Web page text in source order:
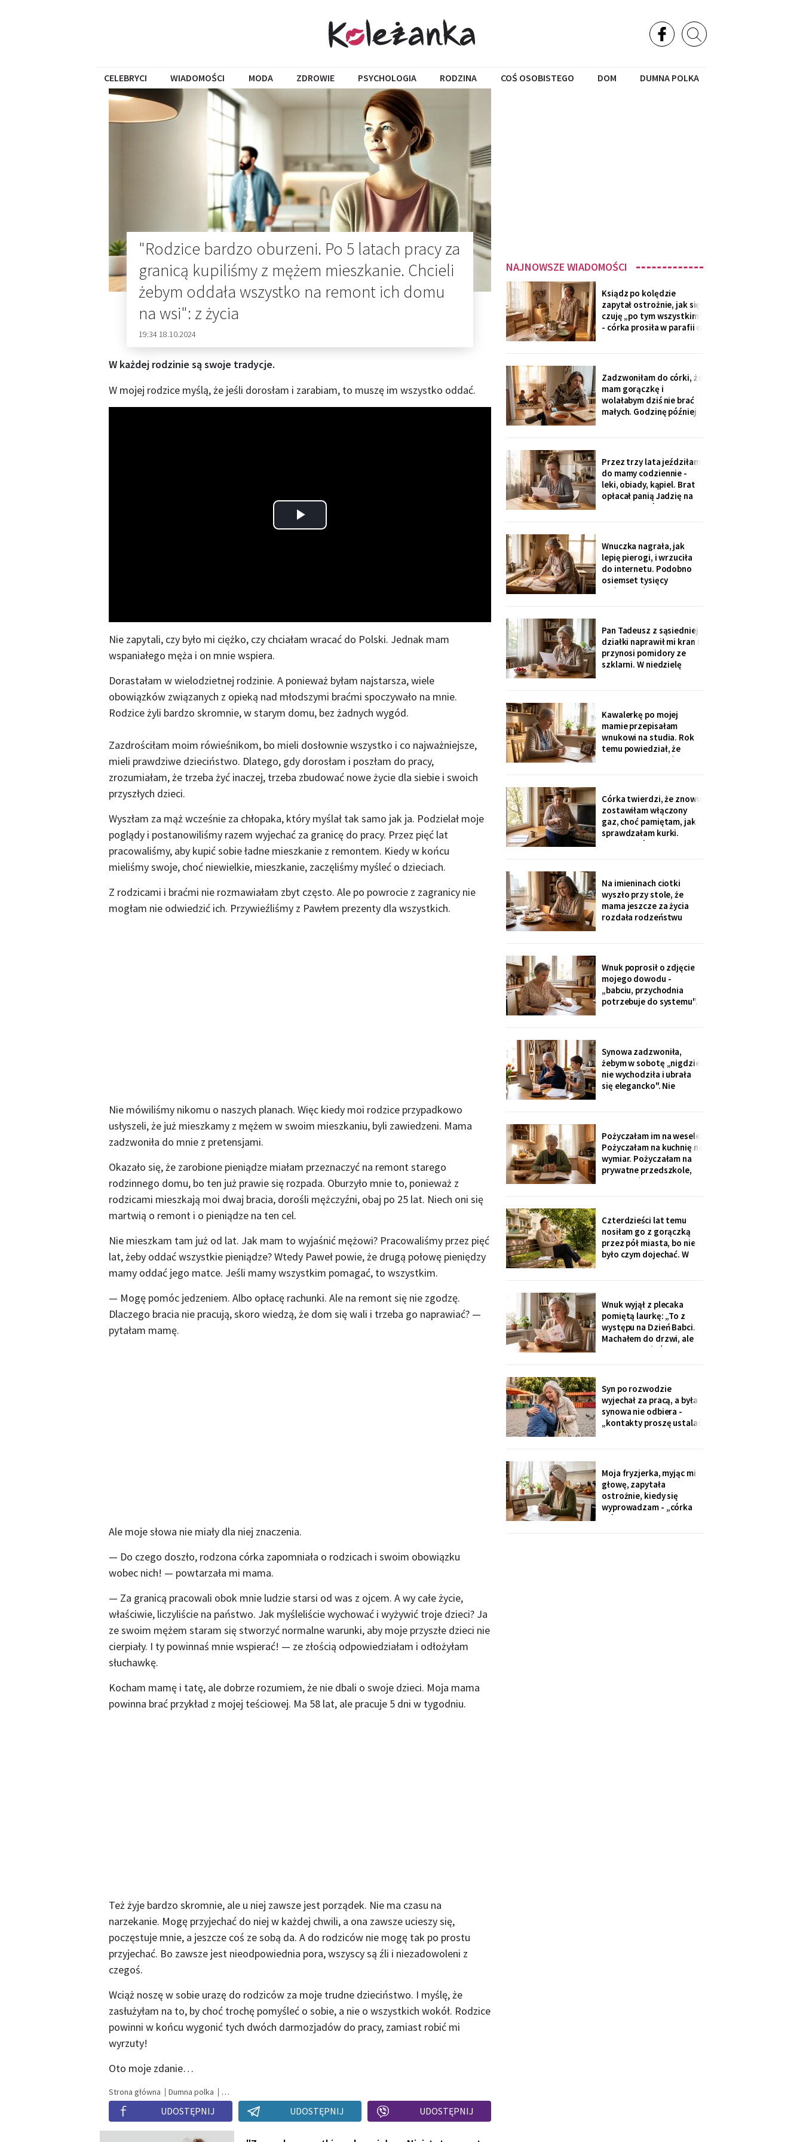
CELEBRYCI WIADOMOŚCI MODA ZDROWIE PSYCHOLOGIA RODZINA COŚ OSOBISTEGO DOM DUMNA POLKA
"Rodzice bardzo oburzeni. Po 5 latach pracy za
granicą kupiliśmy z mężem mieszkanie. Chcieli
żebym oddała wszystko na remont ich domu
na wsi": z życia
19:34 18.10.2024
W każdej rodzinie są swoje tradycje.
W mojej rodzice myślą, że jeśli dorosłam i zarabiam, to muszę im wszystko oddać.
Play
Nie zapytali, czy było mi ciężko, czy chciałam wracać do Polski. Jednak mam
wspaniałego męża i on mnie wspiera.
Dorastałam w wielodzietnej rodzinie. A ponieważ byłam najstarsza, wiele
obowiązków związanych z opieką nad młodszymi braćmi spoczywało na mnie.
Rodzice żyli bardzo skromnie, w starym domu, bez żadnych wygód.
Zazdrościłam moim rówieśnikom, bo mieli dosłownie wszystko i co najważniejsze,
mieli prawdziwe dzieciństwo. Dlatego, gdy dorosłam i poszłam do pracy,
zrozumiałam, że trzeba żyć inaczej, trzeba zbudować nowe życie dla siebie i swoich
przyszłych dzieci.
Wyszłam za mąż wcześnie za chłopaka, który myślał tak samo jak ja. Podzielał moje
poglądy i postanowiliśmy razem wyjechać za granicę do pracy. Przez pięć lat
pracowaliśmy, aby kupić sobie ładne mieszkanie z remontem. Kiedy w końcu
mieliśmy swoje, choć niewielkie, mieszkanie, zaczęliśmy myśleć o dzieciach.
Z rodzicami i braćmi nie rozmawiałam zbyt często. Ale po powrocie z zagranicy nie
mogłam nie odwiedzić ich. Przywieźliśmy z Pawłem prezenty dla wszystkich.
Nie mówiliśmy nikomu o naszych planach. Więc kiedy moi rodzice przypadkowo
usłyszeli, że już mieszkamy z mężem w swoim mieszkaniu, byli zawiedzeni. Mama
zadzwoniła do mnie z pretensjami.
Okazało się, że zarobione pieniądze miałam przeznaczyć na remont starego
rodzinnego domu, bo ten już prawie się rozpada. Oburzyło mnie to, ponieważ z
rodzicami mieszkają moi dwaj bracia, dorośli mężczyźni, obaj po 25 lat. Niech oni się
martwią o remont i o pieniądze na ten cel.
Nie mieszkam tam już od lat. Jak mam to wyjaśnić mężowi? Pracowaliśmy przez pięć
lat, żeby oddać wszystkie pieniądze? Wtedy Paweł powie, że drugą połowę pieniędzy
mamy oddać jego matce. Jeśli mamy wszystkim pomagać, to wszystkim.
— Mogę pomóc jedzeniem. Albo opłacę rachunki. Ale na remont się nie zgodzę.
Dlaczego bracia nie pracują, skoro wiedzą, że dom się wali i trzeba go naprawiać? —
pytałam mamę.
Ale moje słowa nie miały dla niej znaczenia.
— Do czego doszło, rodzona córka zapomniała o rodzicach i swoim obowiązku
wobec nich! — powtarzała mi mama.
— Za granicą pracowali obok mnie ludzie starsi od was z ojcem. A wy całe życie,
właściwie, liczyliście na państwo. Jak myśleliście wychować i wyżywić troje dzieci? Ja
ze swoim mężem staram się stworzyć normalne warunki, aby moje przyszłe dzieci nie
cierpiały. I ty powinnaś mnie wspierać! — ze złością odpowiedziałam i odłożyłam
słuchawkę.
Kocham mamę i tatę, ale dobrze rozumiem, że nie dbali o swoje dzieci. Moja mama
powinna brać przykład z mojej teściowej. Ma 58 lat, ale pracuje 5 dni w tygodniu.
Też żyje bardzo skromnie, ale u niej zawsze jest porządek. Nie ma czasu na
narzekanie. Mogę przyjechać do niej w każdej chwili, a ona zawsze ucieszy się,
poczęstuje mnie, a jeszcze coś ze sobą da. A do rodziców nie mogę tak po prostu
przyjechać. Bo zawsze jest nieodpowiednia pora, wszyscy są źli i niezadowoleni z
czegoś.
Wciąż noszę w sobie urazę do rodziców za moje trudne dzieciństwo. I myślę, że
zasłużyłam na to, by choć trochę pomyśleć o sobie, a nie o wszystkich wokół. Rodzice
powinni w końcu wygonić tych dwóch darmozjadów do pracy, zamiast robić mi
wyrzuty!
Oto moje zdanie…
Strona główna Dumna polka
UDOSTĘPNIJ UDOSTĘPNIJ UDOSTĘPNIJ
NAJNOWSZE WIADOMOŚCI
Ksiądz po kolędzie
zapytał ostrożnie, jak się
czuję „po tym wszystkim"
- córka prosiła w parafii o
ja co niedzielę czekam z
obiadem. Ostatni raz
przyszli we wrześniu.
Zadzwoniłam do córki, że
mam gorączkę i
wolałabym dziś nie brać
małych. Godzinę później
przyszedł SMS: „Podasz
im obiad? Wrócimy
głodni".
Przez trzy lata jeździłam
do mamy codziennie -
leki, obiady, kąpiel. Brat
opłacał panią Jadzię na
kilka poranków w
rozliczenie: „twoja
połowa za opiekunkę,
osiem tysięcy. Mama by
tak chciała".
Wnuczka nagrała, jak
lepię pierogi, i wrzuciła
do internetu. Podobno
osiemset tysięcy
wyświetleń - ludzie z
babcie. Córka obejrzała
dwa razy i powiedziała
tylko: „Mamo, mogłaś
chociaż zdjąć ten stary
fartuch".
Pan Tadeusz z sąsiedniej
działki naprawił mi kran i
przynosi pomidory ze
szklarni. W niedzielę
przyszłości". Syn położył
na stole kartkę z
punktami. Pierwszy
przeczytałam do góry
nogami
Kawalerkę po mojej
mamie przepisałam
wnukowi na studia. Rok
temu powiedział, że
musiał ją sprzedać, „bo
spotkałam dawną
sąsiadkę stamtąd: „Co
weekend inni ludzie z
walizkami, klucze w
skrzynce na szyfr.
Córka twierdzi, że znowu
zostawiłam włączony
gaz, choć pamiętam, jak
sprawdzałam kurki.
Klucze, które „zgubiłam",
sąsiadka wspomniała, że
córka była u mnie we
wtorek - kiedy ja
siedziałam w przychodni.
Nigdy nie dawałam
Na imieninach ciotki
wyszło przy stole, że
mama jeszcze za życia
rozdała rodzeństwu
dostałam jej różaniec, po
pogrzebie, z szuflady.
Siostra wyjaśniła: „Ty i
tak zawsze byłaś
ustawiona."
Wnuk poprosił o zdjęcie
mojego dowodu -
„babciu, przychodnia
potrzebuje do systemu".
tysiące, na moje dane.
Wnuk płakał, że odda.
Córka na to: „tylko
nigdzie nie zgłaszaj,
chcesz mu zniszczyć
Synowa zadzwoniła,
żebym w sobotę „nigdzie
nie wychodziła i ubrała
się elegancko". Nie
domu opieki. Przyjechali
z tortem i laptopem:
bilety do Rzymu na moje
siedemdziesiąte
urodziny
Pożyczałam im na wesele.
Pożyczałam na kuchnię na
wymiar. Pożyczałam na
prywatne przedszkole,
„bo Kubuś jest wrażliwy".
poprosiłam o pożyczkę -
na okulary progresywne -
i usłyszałam, że „trzeba
było sobie
Czterdzieści lat temu
nosiłam go z gorączką
przez pół miasta, bo nie
było czym dojechać. W
prześwietlenie biodra.
„Mamo, od tego jest
teraz taksówka dla
seniorów, zamów sobie".
Zamówiłam - kierowca
Wnuk wyjął z plecaka
pomiętą laurkę: „To z
występu na Dzień Babci.
Machałem do drzwi, ale
nie przyszłaś". Żadnego
przekazuje je przez
rodziców. Córka
wzruszyła ramionami:
„No zapomniałam, mamo,
tyle się teraz
Syn po rozwodzie
wyjechał za pracą, a była
synowa nie odbiera -
„kontakty proszę ustalać
na rynku młodszy mnie
zobaczył, wyrwał jej się z
ręki i przybiegł. Zdążyłam
tylko przytulić.
Moja fryzjerka, myjąc mi
głowę, zapytała
ostrożnie, kiedy się
wyprowadzam - „córka
mówiła u nas w salonie,